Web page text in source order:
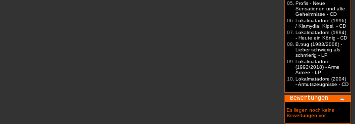
05. Profis - Neue
Sensationen und alte
Geheimnisse - CD
06. Lokalmatadore (1996)
/ Klamydia: Kipsi. - CD
07. Lokalmatadore (1994)
- Heute ein König - CD
08. B.trug (1983/2006) -
Lieber schwierig als
schmierig - LP
09. Lokalmatadore
(1992/2018) - Arme
Armee - LP
10. Lokalmatadore (2004)
- Armutszeugnisse - CD
Bewertungen
Es liegen noch keine
Bewertungen vor